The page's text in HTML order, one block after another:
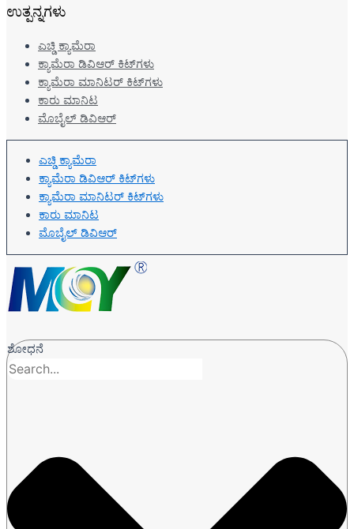
ಉತ್ಪನ್ನಗಳು
ಎಚ್ಡಿ ಕ್ಯಾಮೆರಾ
ಕ್ಯಾಮೆರಾ ಡಿವಿಆರ್ ಕಿಟ್‌ಗಳು
ಕ್ಯಾಮೆರಾ ಮಾನಿಟರ್ ಕಿಟ್‌ಗಳು
ಕಾರು ಮಾನಿಟ
ಮೊಬೈಲ್ ಡಿವಿಆರ್
ಎಚ್ಡಿ ಕ್ಯಾಮೆರಾ
ಕ್ಯಾಮೆರಾ ಡಿವಿಆರ್ ಕಿಟ್‌ಗಳು
ಕ್ಯಾಮೆರಾ ಮಾನಿಟರ್ ಕಿಟ್‌ಗಳು
ಕಾರು ಮಾನಿಟ
ಮೊಬೈಲ್ ಡಿವಿಆರ್
ಶೋಧನೆ